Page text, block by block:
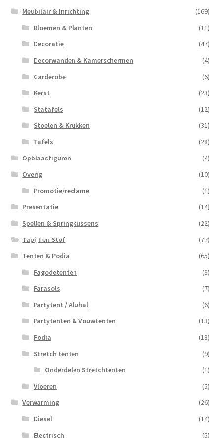
Meubilair & Inrichting
(169)
Bloemen & Planten
(11)
Decoratie
(47)
Decorwanden & Kamerschermen
(4)
Garderobe
(6)
Kerst
(23)
Statafels
(12)
Stoelen & Krukken
(31)
Tafels
(28)
Opblaasfiguren
(4)
Overig
(10)
Promotie/reclame
(1)
Presentatie
(14)
Spellen & Springkussens
(22)
Tapijt en Stof
(77)
Tenten & Podia
(65)
Pagodetenten
(3)
Parasols
(7)
Partytent / Aluhal
(6)
Partytenten & Vouwtenten
(13)
Podia
(18)
Stretch tenten
(9)
Onderdelen Stretchtenten
(1)
Vloeren
(5)
Verwarming
(26)
Diesel
(14)
Electrisch
(5)